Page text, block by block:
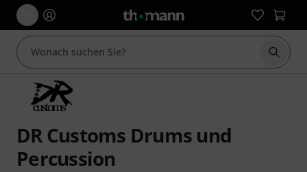
Suche
DR Customs Drums und
Percussion